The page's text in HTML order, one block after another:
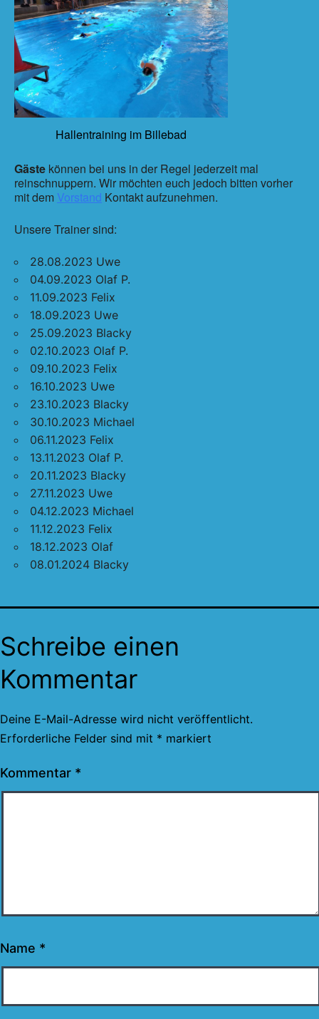
Hallentraining im Billebad
Gäste können bei uns in der Regel jederzeit mal
reinschnuppern. Wir möchten euch jedoch bitten vorher
mit dem Vorstand Kontakt aufzunehmen.
Unsere Trainer sind:
28.08.2023 Uwe
04.09.2023 Olaf P.
11.09.2023 Felix
18.09.2023 Uwe
25.09.2023 Blacky
02.10.2023 Olaf P.
09.10.2023 Felix
16.10.2023 Uwe
23.10.2023 Blacky
30.10.2023 Michael
06.11.2023 Felix
13.11.2023 Olaf P.
20.11.2023 Blacky
27.11.2023 Uwe
04.12.2023 Michael
11.12.2023 Felix
18.12.2023 Olaf
08.01.2024 Blacky
Schreibe einen
Kommentar
Deine E-Mail-Adresse wird nicht veröffentlicht.
Erforderliche Felder sind mit * markiert
Kommentar *
Name *